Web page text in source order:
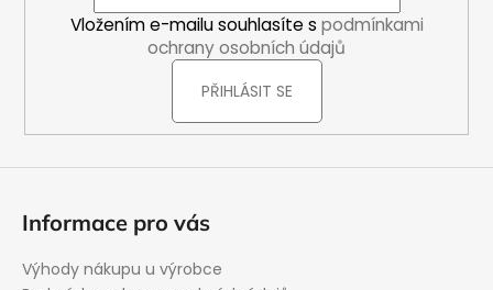
Vložením e-mailu souhlasíte s podmínkami
ochrany osobních údajů
PŘIHLÁSIT SE
Informace pro vás
Výhody nákupu u výrobce